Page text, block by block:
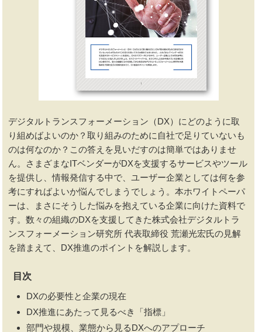
デジタルトランスフォーメーション（DX）にどのように取
り組めばよいのか？取り組みのために自社で足りていないも
のは何なのか？この答えを見いだすのは簡単ではありませ
ん。さまざまなITベンダーがDXを支援するサービスやツール
を提供し、情報発信する中で、ユーザー企業としては何を参
考にすればよいか悩んでしまうでしょう。本ホワイトペーパ
ーは、まさにそうした悩みを抱えている企業に向けた資料で
す。数々の組織のDXを支援してきた株式会社デジタルトラ
ンスフォーメーション研究所 代表取締役 荒瀬光宏氏の見解
を踏まえて、DX推進のポイントを解説します。
目次
DXの必要性と企業の現在
DX推進にあたって見るべき「指標」
部門や規模、業態から見るDXへのアプローチ